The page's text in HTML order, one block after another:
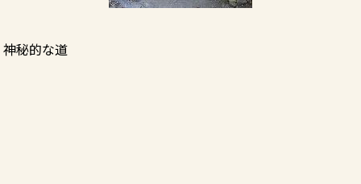
神秘的な道